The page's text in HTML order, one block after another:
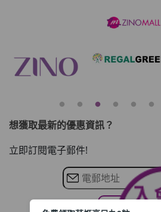
想獲取最新的優惠資訊？
立即訂閱電子郵件!